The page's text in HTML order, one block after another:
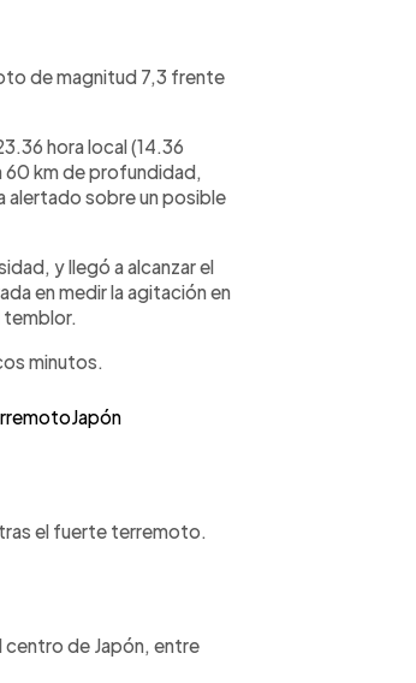
de magnitud 7,3 frente
hora local (14.36
60 km de profundidad,
alertado sobre un posible
y llegó a alcanzar el
en medir la agitación en
minutos.
el fuerte terremoto.
centro de Japón, entre